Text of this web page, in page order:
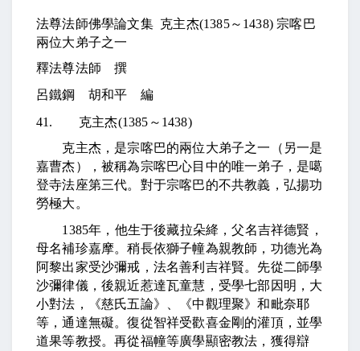
法尊法師佛學論文集 克主杰(1385～ 1438) 宗喀巴
兩位大弟子之一
釋法尊法師 撰
呂鐵鋼 胡和平 編
41. 克主杰(1385 ～ 1438)
克主杰，是宗喀巴的兩位大弟子之一（另一是
嘉曹杰），被稱為宗喀巴心目中的唯一弟子，是噶
登寺法座第三代。對于宗喀巴的不共教義，弘揚功
勞極大。
1385年，他生于後藏拉朵絳，父名吉祥德賢，
母名補珍嘉摩。稍長依獅子幢為親教師，功德光為
阿黎出家受沙彌戒，法名善利吉祥賢。先從二師學
沙彌律儀，後親近惹達瓦童慧，受學七部因明，大
小對法，《慈氏五論》、《中觀理聚》和毗奈耶
等，通達無礙。復從智祥受歡喜金剛的灌頂，並學
道果等教授。再從福幢等廣學顯密教法，獲得辯